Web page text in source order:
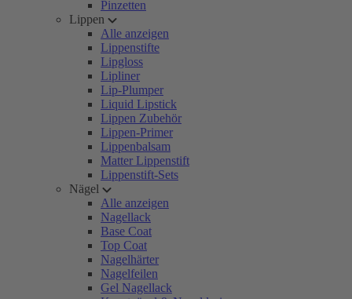
Pinzetten
Lippen
Alle anzeigen
Lippenstifte
Lipgloss
Lipliner
Lip-Plumper
Liquid Lipstick
Lippen Zubehör
Lippen-Primer
Lippenbalsam
Matter Lippenstift
Lippenstift-Sets
Nägel
Alle anzeigen
Nagellack
Base Coat
Top Coat
Nagelhärter
Nagelfeilen
Gel Nagellack